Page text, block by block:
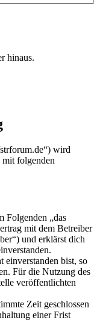
hinaus.
wird
folgenden
Folgenden „das
mit dem Betreiber
und erklärst dich
einverstanden bist, so
Für die Nutzung des
veröffentlichten
Zeit geschlossen
einer Frist